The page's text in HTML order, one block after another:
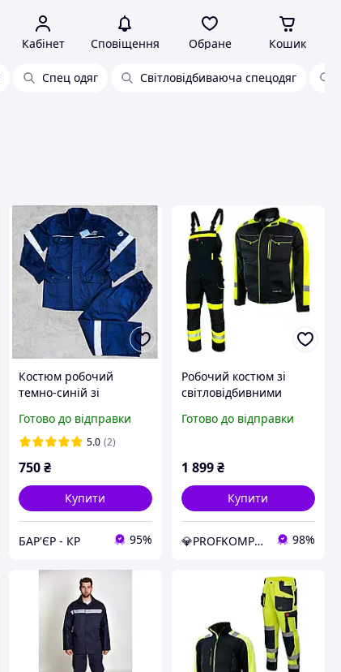
Кабінет Сповіщення Обране Кошик
Спец одяг Світловідбиваюча спецодяг
Костюм робочий
темно-синій зі
смугами (куртка штани)
Готово до відправки
5.0 (2)
750 ₴
Купити
БАР'ЄР - КР 95%
Робочий костюм зі
світловідбивними
спецодяг,уніформа
Готово до відправки
1 899₴
Купити
💎PROFKOMPLEKT💎 НАЙКРАЩИЙ МАГАЗИН ЯКІСНОГО РОБОЧОГО СПЕЦОДЯГУ ТА ВЗУТТЯ 98%